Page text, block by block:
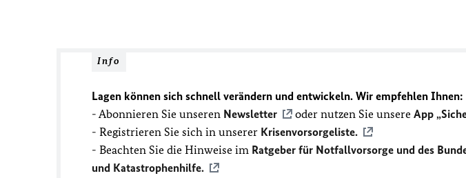
Info
Lagen können sich schnell verändern und entwickeln. Wir empfehlen Ihnen:
- Abonnieren Sie unseren Newsletter oder nutzen Sie unsere App
- Registrieren Sie sich in unserer Krisenvorsorgeliste.
- Beachten Sie die Hinweise im Ratgeber für Notfallvorsorge und des
und Katastrophenhilfe.